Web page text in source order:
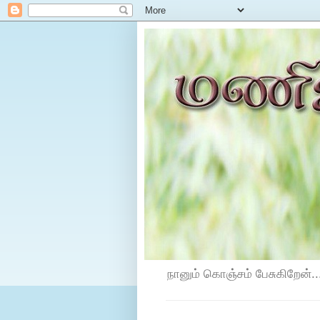
நானும் கொஞ்சம்